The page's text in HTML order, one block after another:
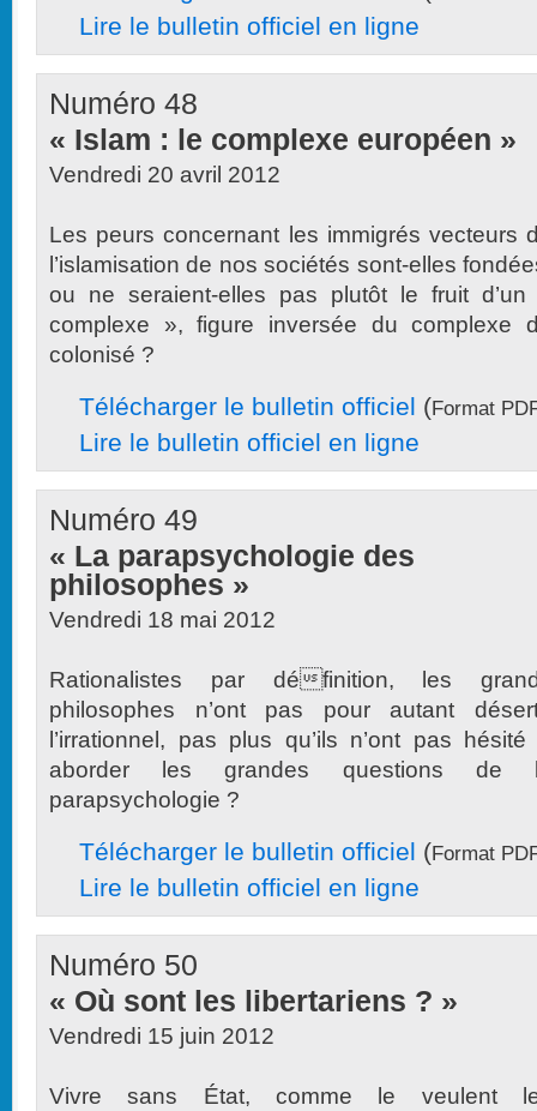
Lire le bulletin officiel en ligne
Numéro 48
« Islam : le complexe européen »
Vendredi 20 avril 2012
Les peurs concernant les immigrés vecteurs
l’islamisation de nos sociétés sont-elles
ou ne seraient-elles pas plutôt le fruit d’un
complexe », figure inversée du complexe
colonisé ?
Télécharger le bulletin officiel (Format
Lire le bulletin officiel en ligne
Numéro 49
« La parapsychologie des
philosophes »
Vendredi 18 mai 2012
Rationalistes par définition, les
philosophes n’ont pas pour autant
l’irrationnel, pas plus qu’ils n’ont pas
aborder les grandes questions de
parapsychologie ?
Télécharger le bulletin officiel (Format
Lire le bulletin officiel en ligne
Numéro 50
« Où sont les libertariens ? »
Vendredi 15 juin 2012
Vivre sans État, comme le veulent